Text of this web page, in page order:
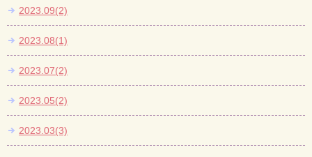
2023.09(2)
2023.08(1)
2023.07(2)
2023.05(2)
2023.03(3)